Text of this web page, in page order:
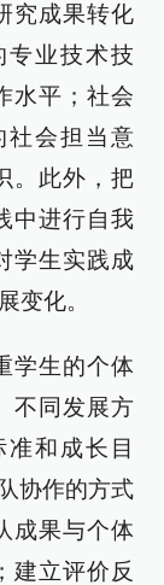
究成果转化
业技术技
水平；社会
会担当意
。此外，把
中进行自我
学生实践成
变化。
学生的个体
不同发展方
和成长目
协作的方式
成果与个体
建立评价反